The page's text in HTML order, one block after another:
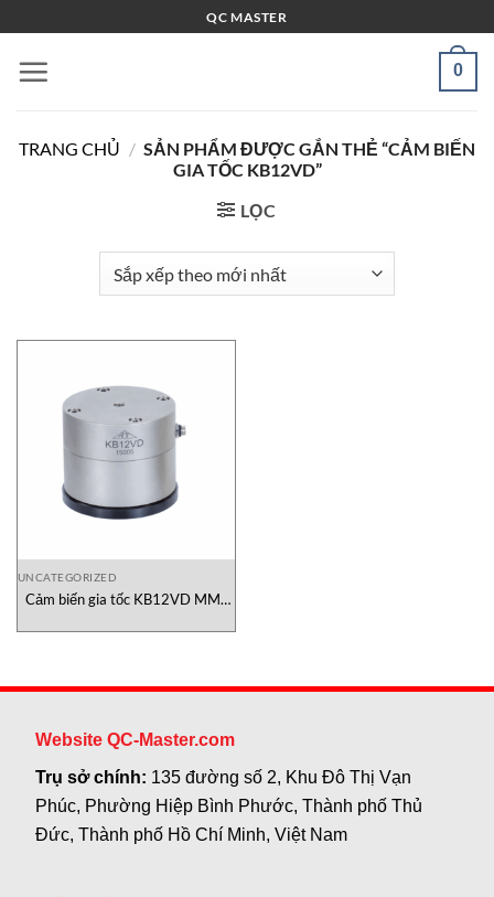
qua
nội
QC MASTER
0
TRANG CHỦ / SẢN PHẨM ĐƯỢC GẮN THẺ “CẢM BIẾN
GIA TỐC KB12VD”
LỌC
UNCATEGORIZED
Cảm biến gia tốc KB12VD MMF
Website QC-Master.com
Trụ sở chính: 135 đường số 2, Khu Đô Thị Vạn
Phúc, Phường Hiệp Bình Phước, Thành phố Thủ
Đức, Thành phố Hồ Chí Minh, Việt Nam